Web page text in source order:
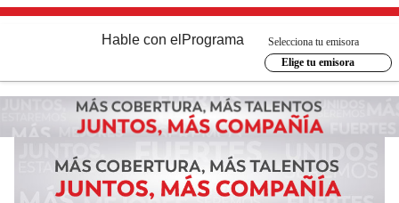
Hable con el Programa
Selecciona tu emisora
Elige tu emisora